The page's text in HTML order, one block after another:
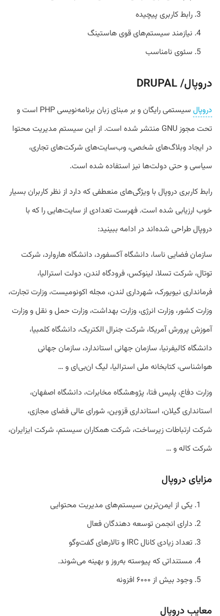
رابط کاربری پیچیده
نیازمند سیستم‌های قوی هاستینگ
سئوی نامناسب
دروپال/ DRUPAL
دروپال
سیستمی رایگان و بر مبنای زبان برنامه‌نویسی PHP است و
تحت مجوز GNU منتشر شده است. از این سیستم مدیریت محتوا
در ایجاد وبلاگ‌های شخصی، وب‌سایت‌های شرکت‌های تجاری،
سیاسی و حتی دولت‌ها نیز استفاده شده ‌است.
رابط کاربری دروپال با ویژگی‌های منعطفی که دارد از نظر کاربران بسیار
خوب ارزیابی شده است. فهرست تعدادی از سایت‌هایی را که با
دروپال طراحی شده‌اند در ادامه ببینید:
سازمان فضایی ناسا، دانشگاه آکسفورد، دانشگاه هاروارد، شرکت
توتال، شرکت تسلا، لینوکس، فرودگاه لندن، دولت استرالیا،
فرمانداری نیویورک، شهرداری لندن، مجله اکونومیست، وزارت تجارت،
وزارت کشور، وزارت انرژی، وزارت بهداشت، وزارت حمل و نقل و وزارت
آموزش پرورش آمریکا، شرکت جنرال الکتریک، دانشگاه کلمبیا،
دانشگاه کالیفرنیا، سازمان جهانی استاندارد، سازمان جهانی
هواشناسی، کتابخانه ملی استرالیا، لیگ ان‌بی‌ای و …
وزارت دفاع، پلیس فتا، پژوهشگاه مخابرات، دانشگاه اصفهان،
استانداری گیلان، استانداری قزوین، شورای عالی فضای مجازی،
شرکت ارتباطات زیرساخت، شرکت همکاران سیستم، شرکت ایزایران،
شرکت کاله و …
مزایای دروپال
یکی از ایمن‌ترین سیستم‌های مدیریت محتوایی
دارای انجمن توسعه دهندگان فعال
تعداد زیادی کانال IRC و تالارهای گفت‌وگو
مستنداتی که پیوسته به‌روز و بهینه می‌شوند.
وجود بیش از ۶۰۰۰ افزونه
معایب دروپال